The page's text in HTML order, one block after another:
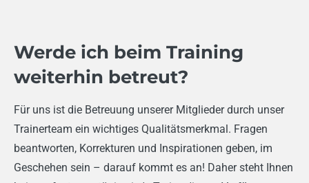
Werde ich beim Training
weiterhin betreut?
Für uns ist die Betreuung unserer Mitglieder durch unser
Trainerteam ein wichtiges Qualitätsmerkmal. Fragen
beantworten, Korrekturen und Inspirationen geben, im
Geschehen sein – darauf kommt es an! Daher steht Ihnen